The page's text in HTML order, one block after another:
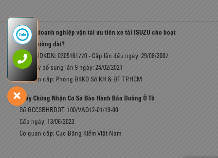
Vì sao doanh nghiệp vận tải ưu tiên xe tải ISUZU cho hoạt
động đường dài?
Số GCNDKDN: 0305161770 - Cấp lần đầu ngày: 29/08/2007
Đăng ký bổ sung lần 9 ngày: 24/02/2021
Cơ quan cấp: Phòng ĐKKD Sở KH & ĐT TP.HCM
Giấy Chứng Nhận Cơ Sở Bảo Hành Bảo Dưỡng Ô Tô
Số GCCSBHBDOT: 100/VAQ12-01/19-00
Cấp ngày: 13/06/2023
Cơ quan cấp: Cục Đăng Kiểm Việt Nam